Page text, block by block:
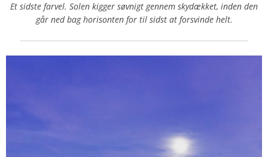
Et sidste farvel. Solen kigger søvnigt gennem skydækket, inden den
går ned bag horisonten for til sidst at forsvinde helt.